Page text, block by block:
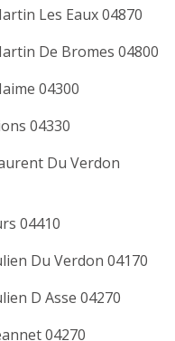
Les Eaux 04870
De Bromes 04800
04300
04330
Du Verdon
04410
Du Verdon 04170
D Asse 04270
04270